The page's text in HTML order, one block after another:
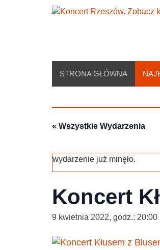
STRONA GŁÓWNA
« Wszystkie Wydarzenia
wydarzenie już minęło.
Koncert
9 kwietnia 2022, godz.: 20:00